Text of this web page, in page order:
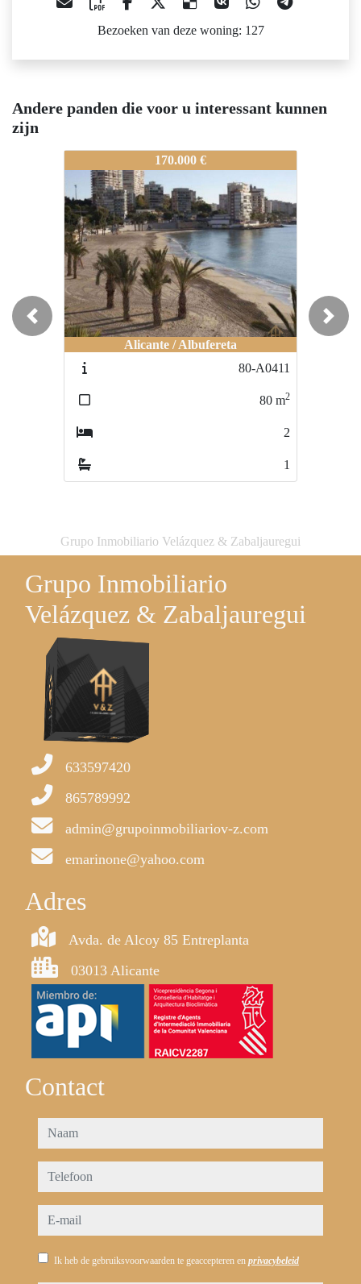
Bezoeken van deze woning: 127
Andere panden die voor u interessant kunnen
zijn
170.000 €
Alicante / Albufereta
80-A0411
80-A0639
Alicante / El Campello
Previous Next
Grupo Inmobiliario Velázquez & Zabaljauregui
Grupo Inmobiliario
Velázquez & Zabaljauregui
633597420
865789992
admin@grupoinmobiliariov-z.com
emarinone@yahoo.com
Adres
Avda. de Alcoy 85 Entreplanta
03013 Alicante
Contact
naam
telefoon
e-mail
Ik heb de gebruiksvoorwaarden te geaccepteren en privacybeleid